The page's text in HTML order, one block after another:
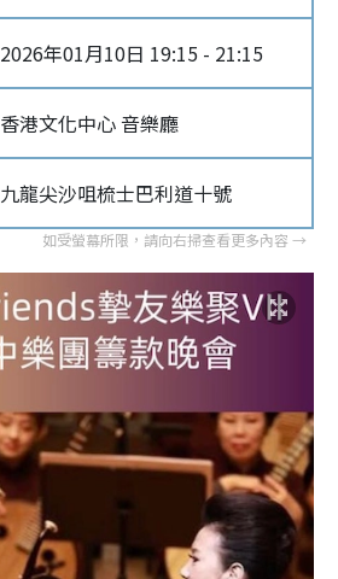
2026年01月10日 19:15 - 21:15
香港文化中心 音樂廳
九龍尖沙咀梳士巴利道十號